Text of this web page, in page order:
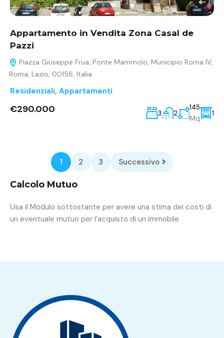
Appartamento in Vendita Zona Casal de
Pazzi
Piazza Giuseppe Frua, Ponte Mammolo, Municipio Roma IV,
Roma, Lazio, 00156, Italia
Residenziali, Appartamenti
€290.000 3 2
145
Mq
1
1 2 3 Successivo
Calcolo Mutuo
Usa il Modulo sottostante per avere una stima dei costi di
un eventuale mutuo per l’acquisto di un immobile